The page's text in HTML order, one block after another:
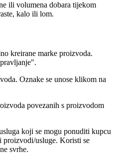
ili volumena dobara tijekom
kalo ili lom.
kreirane marke proizvoda.
Oznake se unose klikom na
povezanih s proizvodom
koji se mogu ponuditi kupcu
proizvodi/usluge. Koristi se
svrhe.